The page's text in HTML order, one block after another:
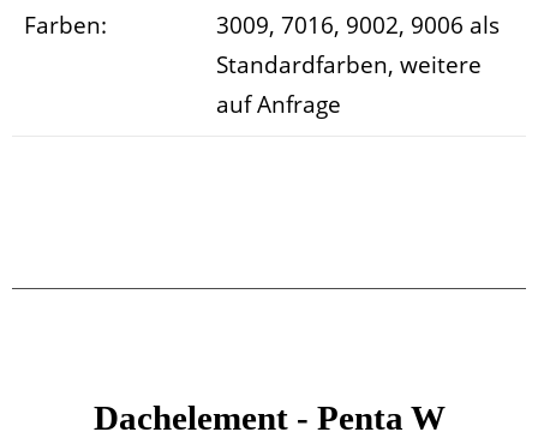
Farben:
3009, 7016, 9002, 9006 als
Standardfarben, weitere
auf Anfrage
Dachelement - Penta W